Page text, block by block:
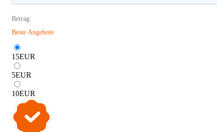
Betrag:
Beste Angebote
15EUR
5EUR
10EUR